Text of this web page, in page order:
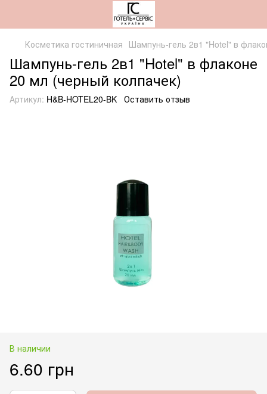
Косметика гостиничная Шампунь-гель 2в1 "Hotel" в
Шампунь-гель 2в1 "Hotel" в флаконе
20 мл (черный колпачек)
Артикул: H&B-HOTEL20-BK Оставить отзыв
В наличии
6.60 грн